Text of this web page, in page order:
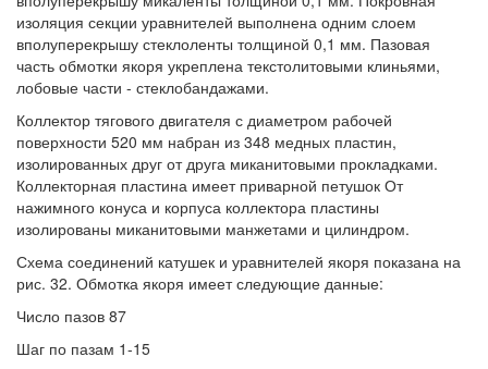
изоляция секции уравнителей выполнена одним слоем
вполуперекрышу стеклоленты толщиной 0,1 мм. Пазовая
часть обмотки якоря укреплена текстолитовыми клиньями,
лобовые части - стеклобандажами.
Коллектор тягового двигателя с диаметром рабочей
поверхности 520 мм набран из 348 медных пластин,
изолированных друг от друга миканитовыми прокладками.
Коллекторная пластина имеет приварной петушок От
нажимного конуса и корпуса коллектора пластины
изолированы миканитовыми манжетами и цилиндром.
Схема соединений катушек и уравнителей якоря показана на
рис. 32. Обмотка якоря имеет следующие данные:
Число пазов 87
Шаг по пазам 1-15